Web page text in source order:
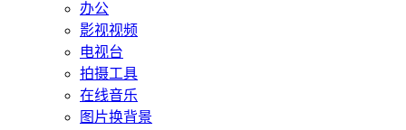
办公
影视视频
电视台
拍摄工具
在线音乐
图片换背景